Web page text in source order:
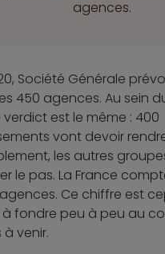
agences.
Société Générale
450 agences. Au sein
verdict est le même : 400
vont devoir
les autres
le pas. La France
Ce chiffre est
fondre peu à peu au
venir.